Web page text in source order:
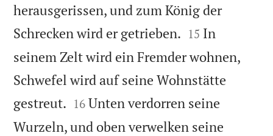
herausgerissen, und zum König der
Schrecken wird er getrieben. 

15 In
seinem Zelt wird ein Fremder wohnen,
Schwefel wird auf seine Wohnstätte
gestreut. 

16 Unten verdorren seine
Wurzeln, und oben verwelken seine